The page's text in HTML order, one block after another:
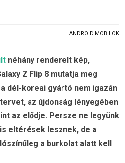
ANDROID MOBILOK
néhány renderelt kép,
Z Flip 8 mutatja meg
dél-koreai gyártó nem igazán
az újdonság lényegében
az elődje. Persze ne legyünk
eltérések lesznek, de a
a burkolat alatt kell